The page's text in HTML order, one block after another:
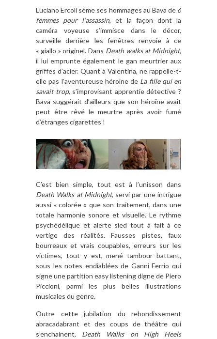
Luciano Ercoli sème ses hommages au Bava de 6
femmes pour l’assassin, et la façon dont la
caméra voyeuse s’immisce dans le décor,
surveille derrière les fenêtres renvoie à ce
« giallo » originel. Dans Death walks at Midnight,
il lui emprunte également le gan meurtrier aux
griffes d’acier. Quant à Valentina, ne rappelle-t-
elle pas l’aventureuse héroïne de La fille qui en
savait trop, s’improvisant apprentie détective ?
Bava suggérait d’ailleurs que son héroïne avait
peut être rêvé le meurtre après avoir fumé
d’étranges cigarettes !
C’est bien simple, tout est à l’unisson dans
Death Walks at Midnight, servi par une intrigue
aussi « colorée » que son traitement, dans une
totale harmonie sonore et visuelle. Le rythme
psychédélique et alerte sied tout à fait à ce
vertige des réalités. Fausses pistes, faux
bourreaux et vrais coupables, erreurs sur les
victimes, tout y est, mené tambour battant,
sous les notes endiablées de Ganni Ferrio qui
signe une partition easy listening digne de Piero
Piccioni, parmi les plus belles illustrations
musicales du genre.
Outre cette jubilation du rebondissement
abracadabrant et des coups de théâtre qui
s’enchainent, Death Walks on High Heels